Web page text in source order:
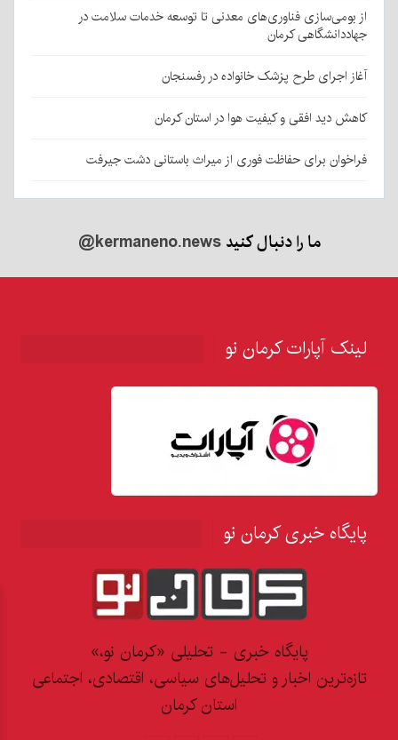
از بومی‌سازی فناوری‌های معدنی تا توسعه خدمات سلامت در
جهاددانشگاهی کرمان
آغاز اجرای طرح پزشک خانواده در رفسنجان
کاهش دید افقی و کیفیت هوا در استان کرمان
فراخوان برای حفاظت فوری از میراث باستانی دشت جیرفت
ما را دنبال کنید@kermaneno.news
لینک آپارات کرمان نو
پایگاه خبری کرمان نو
پایگاه خبری - تحلیلی «کرمان نو،»
تازه‌ترین اخبار و تحلیل‌های سیاسی، اقتصادی، اجتماعی
استان کرمان